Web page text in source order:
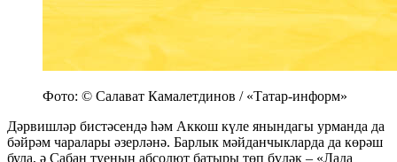
Фото: © Салават Камалетдинов / «Татар-информ»
Дәрвишләр бистәсендә һәм Аккош күле янындагы урманда да
бәйрәм чаралары әзерләнә. Барлык мәйданчыкларда да көрәш
була, ә Сабан туеның абсолют батыры төп бүләк – «Лада